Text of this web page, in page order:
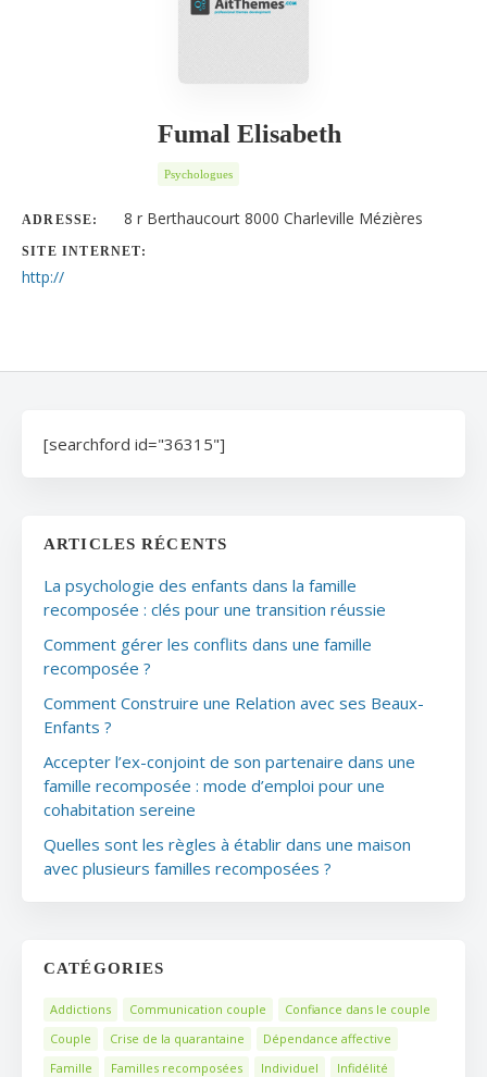
Fumal Elisabeth
Psychologues
ADRESSE: 8 r Berthaucourt 8000 Charleville Mézières
SITE INTERNET:
http://
[searchford id="36315"]
ARTICLES RÉCENTS
La psychologie des enfants dans la famille
recomposée : clés pour une transition réussie
Comment gérer les conflits dans une famille
recomposée ?
Comment Construire une Relation avec ses Beaux-
Enfants ?
Accepter l’ex-conjoint de son partenaire dans une
famille recomposée : mode d’emploi pour une
cohabitation sereine
Quelles sont les règles à établir dans une maison
avec plusieurs familles recomposées ?
CATÉGORIES
Addictions Communication couple
Confiance dans le couple
Couple
Crise de la quarantaine
Dépendance affective
Famille
Familles recomposées Individuel Infidélité